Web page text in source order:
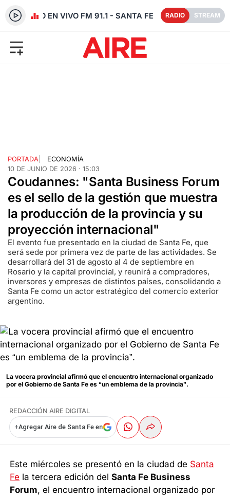
RADIO EN VIVO FM 91.1 - SANTA FE RADIO STREAM
PORTADA
ECONOMÍA
10 DE JUNIO DE 2026 · 15:03
Coudannes: "Santa Business Forum
es el sello de la gestión que muestra
la producción de la provincia y su
proyección internacional"
El evento fue presentado en la ciudad de Santa Fe, que
será sede por primera vez de parte de las actividades. Se
desarrollará del 31 de agosto al 4 de septiembre en
Rosario y la capital provincial, y reunirá a compradores,
inversores y empresas de distintos países, consolidando a
Santa Fe como un actor estratégico del comercio exterior
argentino.
La vocera provincial afirmó que el encuentro internacional organizado
por el Gobierno de Santa Fe es “un emblema de la provincia”.
REDACCIÓN AIRE DIGITAL
+Agregar Aire de Santa Fe en
Este miércoles se presentó en la ciudad de Santa
Fe la tercera edición delSanta Fe Business
Forum, el encuentro internacional organizado por